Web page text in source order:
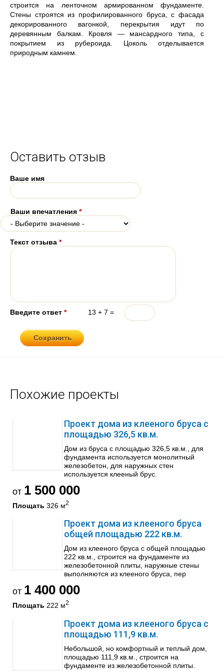
строится на ленточном армированном фундаменте.
Стены строятся из профилированного бруса, с фасада
декорированного вагонкой, перекрытия идут по
деревянным балкам. Кровля — мансардного типа, с
покрытием из рубероида. Цоколь отделывается
природным камнем.
Оставить отзыв
Ваше имя
Ваши впечатления *
Текст отзыва *
Введите ответ * 13 + 7 =
Похожие проекты
Проект дома из клееного бруса с
площадью 326,5 кв.м.
Дом из бруса с площадью 326,5 кв.м., для
фундамента используется монолитный
железобетон, для наружных стен
используется клееный брус.
от 1 500 000
Площать 326 м2
Проект дома из клееного бруса
общей площадью 222 кв.м.
Дом из клееного бруса с общей площадью
222 кв.м., строится на фундаменте из
железобетонной плиты, наружные стены
выполняются из клееного бруса, пер
от 1 400 000
Площать 222 м2
Проект дома из клееного бруса с
площадью 111,9 кв.м.
Небольшой, но комфортный и теплый дом,
площадью 111,9 кв.м., строится на
фундаменте из железобетонной плиты.